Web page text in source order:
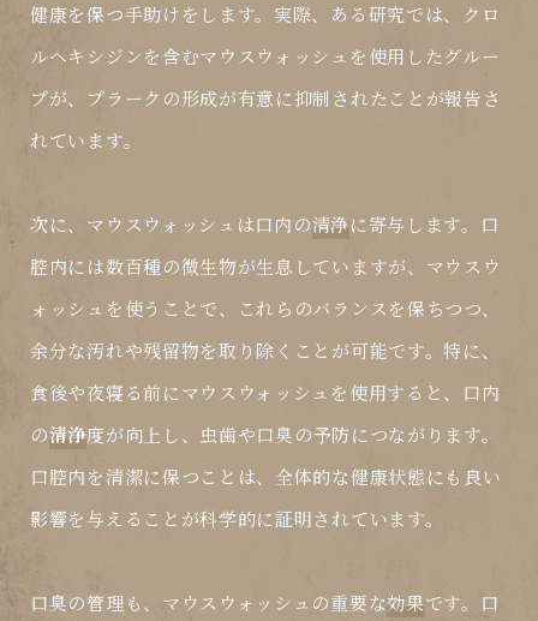
健康を保つ手助けをします。実際、ある研究では、クロ
ルヘキシジンを含むマウスウォッシュを使用したグルー
プが、プラークの形成が有意に抑制されたことが報告さ
れています。
次に、マウスウォッシュは口内の清浄に寄与します。口
腔内には数百種の微生物が生息していますが、マウスウ
ォッシュを使うことで、これらのバランスを保ちつつ、
余分な汚れや残留物を取り除くことが可能です。特に、
食後や夜寝る前にマウスウォッシュを使用すると、口内
の清浄度が向上し、虫歯や口臭の予防につながります。
口腔内を清潔に保つことは、全体的な健康状態にも良い
影響を与えることが科学的に証明されています。
口臭の管理も、マウスウォッシュの重要な効果です。口